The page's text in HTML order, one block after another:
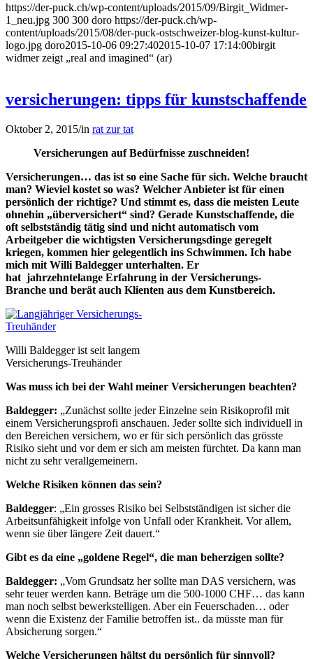
https://der-puck.ch/wp-content/uploads/2015/09/Birgit_Widmer-
1_neu.jpg 300 300 doro https://der-puck.ch/wp-
content/uploads/2015/08/der-puck-ostschweizer-blog-kunst-kultur-
logo.jpg doro2015-10-06 09:27:402015-10-07 17:14:00birgit
widmer zeigt „real and imagined“ (ar)
versicherungen: tipps für kunstschaffende
Oktober 2, 2015/in rat zur tat
Versicherungen auf Bedürfnisse zuschneiden!
Versicherungen… das ist so eine Sache für sich. Welche braucht
man? Wieviel kostet so was? Welcher Anbieter ist für einen
persönlich der richtige? Und stimmt es, dass die meisten Leute
ohnehin „überversichert“ sind? Gerade Kunstschaffende, die
oft selbstständig tätig sind und nicht automatisch vom
Arbeitgeber die wichtigsten Versicherungsdinge geregelt
kriegen, kommen hier gelegentlich ins Schwimmen. Ich habe
mich mit Willi Baldegger unterhalten. Er
hat jahrzehntelange Erfahrung in der Versicherungs-
Branche und berät auch Klienten aus dem Kunstbereich.
Willi Baldegger ist seit langem
Versicherungs-Treuhänder
Was muss ich bei der Wahl meiner Versicherungen beachten?
Baldegger: „Zunächst sollte jeder Einzelne sein Risikoprofil mit
einem Versicherungsprofi anschauen. Jeder sollte sich individuell in
den Bereichen versichern, wo er für sich persönlich das grösste
Risiko sieht und vor dem er sich am meisten fürchtet. Da kann man
nicht zu sehr verallgemeinern.
Welche Risiken können das sein?
Baldegger: „Ein grosses Risiko bei Selbstständigen ist sicher die
Arbeitsunfähigkeit infolge von Unfall oder Krankheit. Vor allem,
wenn sie über längere Zeit dauert.“
Gibt es da eine „goldene Regel“, die man beherzigen sollte?
Baldegger: „Vom Grundsatz her sollte man DAS versichern, was
sehr teuer werden kann. Beträge um die 500-1000 CHF… das kann
man noch selbst bewerkstelligen. Aber ein Feuerschaden… oder
wenn die Existenz der Familie betroffen ist.. da müsste man für
Absicherung sorgen.“
Welche Versicherungen hältst du persönlich für sinnvoll?